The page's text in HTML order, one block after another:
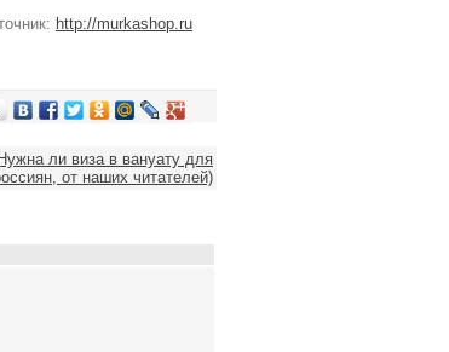
http://murkashop.ru
ли виза в вануату для
от наших читателей)